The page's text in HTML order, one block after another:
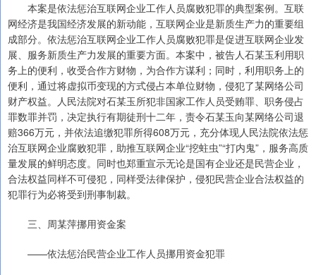
本案是依法惩治互联网企业工作人员腐败犯罪的典型案例。互联
网经济是我国经济发展的新动能，互联网企业是新质生产力的重要组
成部分。依法惩治互联网企业工作人员腐败犯罪是促进互联网企业发
展、服务新质生产力发展的重要方面。本案中，被告人石某玉利用职
务上的便利，收受合作方财物，为合作方谋利；同时，利用职务上的
便利，通过将虚拟币变现的方式侵占本单位财物，侵犯了某网络公司
财产权益。人民法院对石某玉所犯非国家工作人员受贿罪、职务侵占
罪数罪并罚，决定执行有期徒刑十二年，责令石某玉向某网络公司退
赔366万元，并依法追缴犯罪所得608万元，充分体现人民法院依法惩
治互联网企业腐败犯罪，助推互联网企业“挖蛀虫”“打内鬼”，服务高质
量发展的鲜明态度。同时也郑重宣示无论是国有企业还是民营企业，
合法权益同样不可侵犯，同样受法律保护，侵犯民营企业合法权益的
犯罪行为必将受到刑事制裁。
三、周某萍挪用资金案
——依法惩治民营企业工作人员挪用资金犯罪